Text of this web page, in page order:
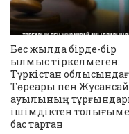
Бес жылда бірде-бір
қылмыс тіркелмеген:
Түркістан
Төреарық пен Жусансай
ауылының
ішімдіктен
бас тартқан